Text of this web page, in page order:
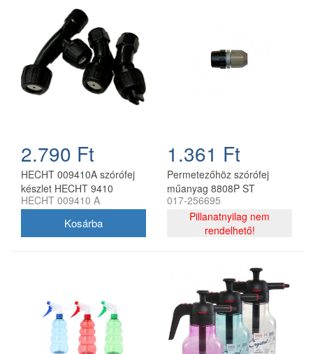
2.790 Ft
HECHT 009410A szórófej
készlet HECHT 9410
permetezőhöz
HECHT 009410 A
1.361 Ft
Permetezőhöz szórófej
műanyag 8808P ST
017-256695
Pillanatnyilag nem
rendelhető!